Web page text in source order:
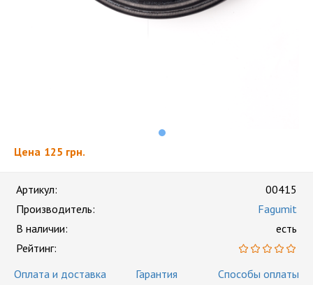
Цена 125 грн.
Артикул:
00415
Производитель:
Fagumit
В наличии:
есть
Рейтинг:
Оплата и доставка
Гарантия Способы оплаты